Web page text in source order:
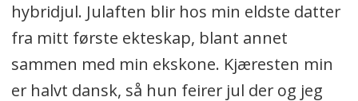
hybridjul. Julaften blir hos min eldste datter
fra mitt første ekteskap, blant annet
sammen med min ekskone. Kjæresten min
er halvt dansk, så hun feirer jul der og jeg